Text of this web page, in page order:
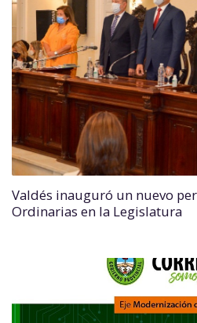
Valdés inauguró un nuevo
Ordinarias en la Legislatura